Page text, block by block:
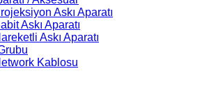
Askı Aparatı
Askı Aparatı
Askı Aparatı
Kablosu